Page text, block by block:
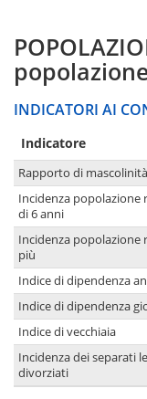
INDICATORI AI
Indicatore
Rapporto di mascolinità
Incidenza popolazione
di 6 anni
Incidenza popolazione
più
Indice di dipendenza
Indice di dipendenza
Indice di vecchiaia
Incidenza dei separati
divorziati